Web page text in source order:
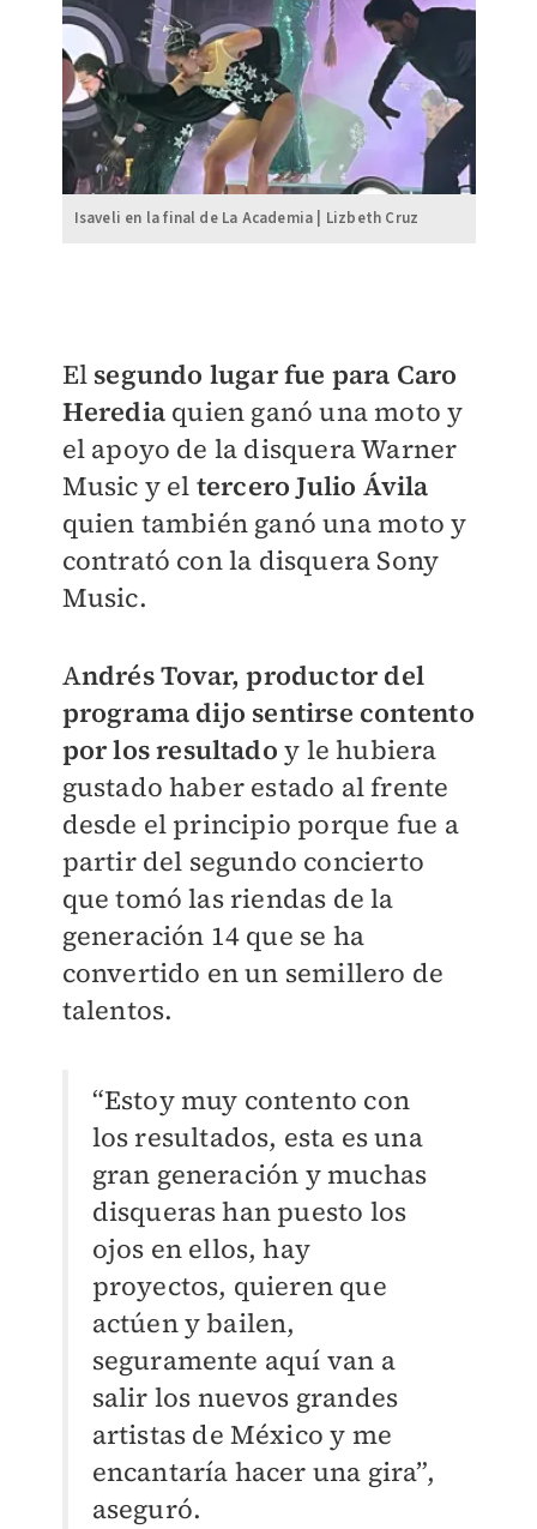
Isaveli en la final de La Academia | Lizbeth Cruz
El segundo lugar fue para Caro
Heredia quien ganó una moto y
el apoyo de la disquera Warner
Music y el tercero Julio Ávila
quien también ganó una moto y
contrató con la disquera Sony
Music.
Andrés Tovar, productor del
programa dijo sentirse contento
por los resultadoy le hubiera
gustado haber estado al frente
desde el principio porque fue a
partir del segundo concierto
que tomó las riendas de la
generación 14 que se ha
convertido en un semillero de
talentos.
“Estoy muy contento con
los resultados, esta es una
gran generación y muchas
disqueras han puesto los
ojos en ellos, hay
proyectos, quieren que
actúen y bailen,
seguramente aquí van a
salir los nuevos grandes
artistas de México y me
encantaría hacer una gira”,
aseguró.